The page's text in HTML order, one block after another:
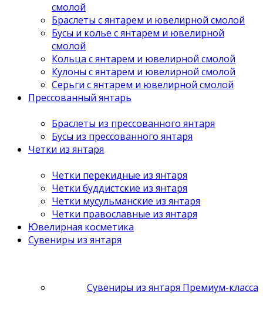
смолой
Браслеты с янтарем и ювелирной смолой
Бусы и колье с янтарем и ювелирной
смолой
Кольца с янтарем и ювелирной смолой
Кулоны с янтарем и ювелирной смолой
Серьги с янтарем и ювелирной смолой
Прессованный янтарь
Браслеты из прессованного янтаря
Бусы из прессованного янтаря
Четки из янтаря
Четки перекидные из янтаря
Четки буддистские из янтаря
Четки мусульманские из янтаря
Четки православные из янтаря
Ювелирная косметика
Сувениры из янтаря
Сувениры из янтаря Премиум-класса